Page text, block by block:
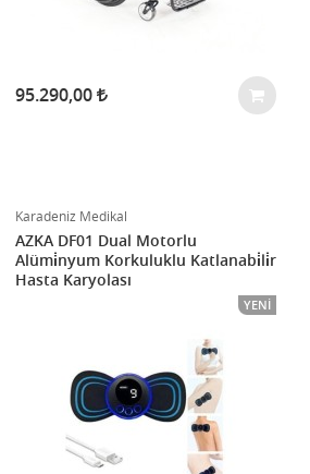
95.290,00
Karadeniz Medikal
AZKA DF01 Dual Motorlu
Alümi̇nyum Korkuluklu Katlanabi̇li̇r
Hasta Karyolası
YENI